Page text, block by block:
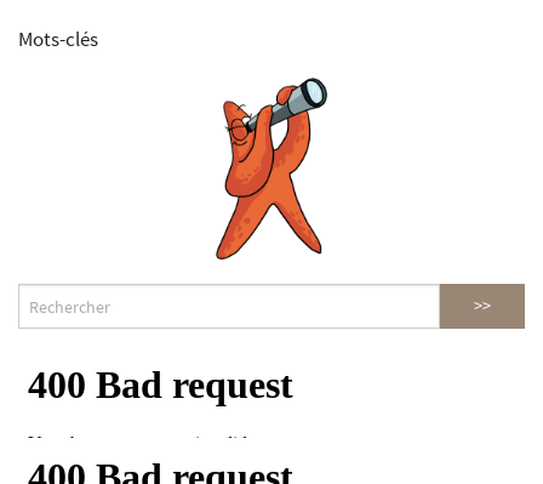
Mots-clés